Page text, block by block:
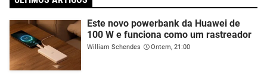
Este novo powerbank da Huawei de
100 W e funciona como um rastreador
William Schendes Ontem, 21:00